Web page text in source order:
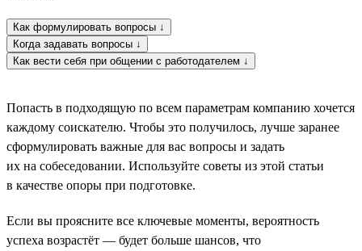
Как формулировать вопросы ↓
Когда задавать вопросы ↓
Как вести себя при общении с работодателем ↓
Попасть в подходящую по всем параметрам компанию хочется
каждому соискателю. Чтобы это получилось, лучше заранее
сформулировать важные для вас вопросы и задать
их на собеседовании. Используйте советы из этой статьи
в качестве опоры при подготовке.
Если вы проясните все ключевые моменты, вероятность
успеха возрастёт — будет больше шансов, что